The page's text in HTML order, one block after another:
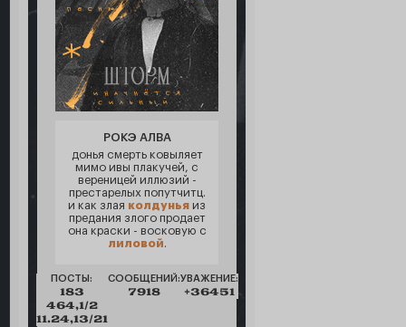
РОКЭ АЛВА
донья смерть ковыляет
мимо ивы плакучей, с
вереницей иллюзий -
престарелых попутчитц.
и как злая колдунья из
предания злого продает
она краски - восковую с
лиловой
ПОСТЫ:
183
464,1/2
11.24,13/21
СООБЩЕНИЙ:
7918
УВАЖЕНИЕ:
+36451